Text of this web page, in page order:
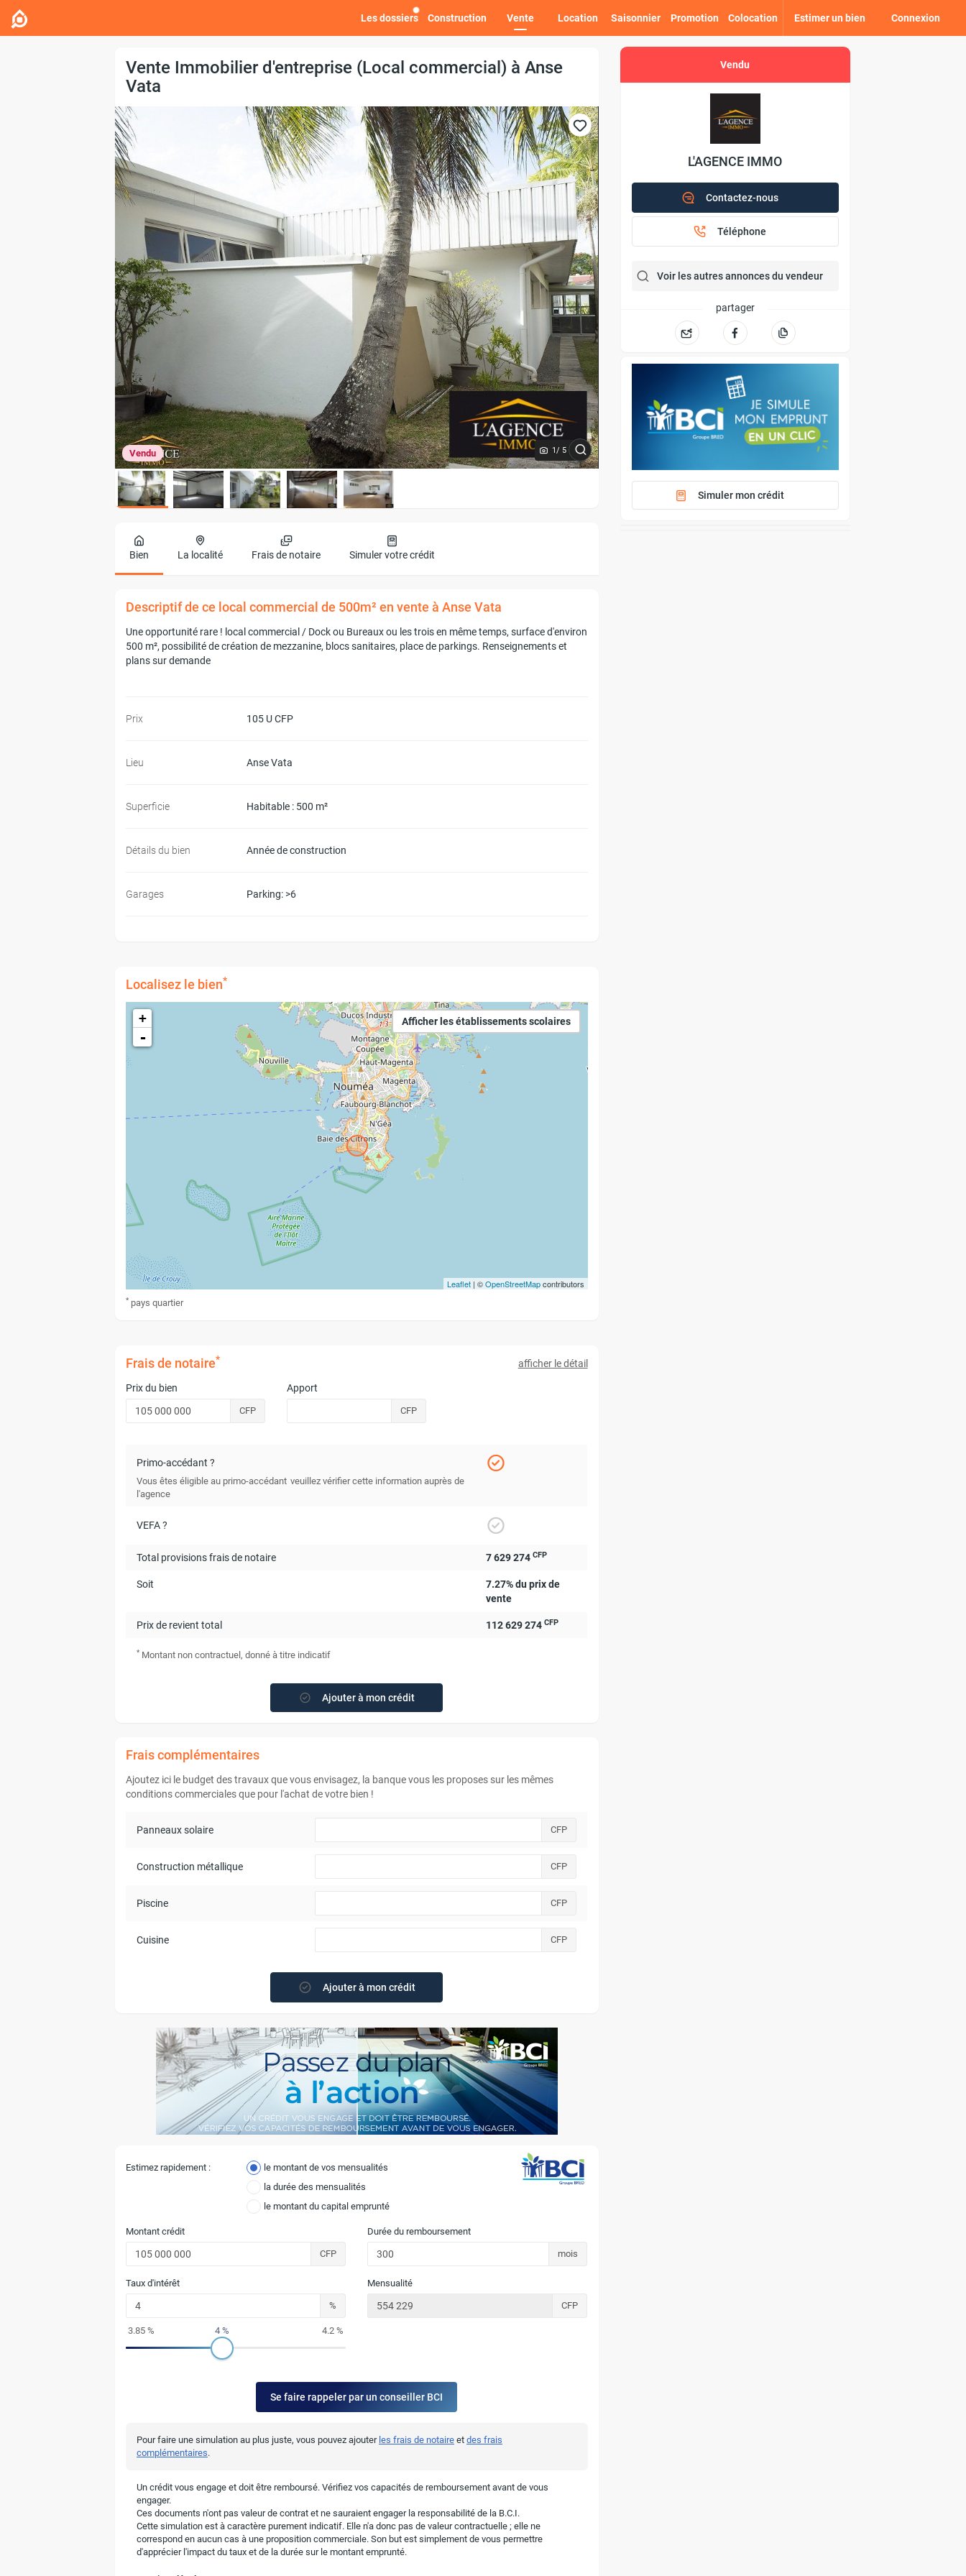
Estimer un bien Connexion
Les dossiers Construction Vente Location Saisonnier Promotion Colocation
Vente Immobilier d'entreprise (Local commercial) à Anse
Vata
1/ 5
Vendu
Bien La localité Frais de notaire Simuler votre crédit
Descriptif de ce local commercial de 500m² en vente à Anse Vata
Une opportunité rare ! local commercial / Dock ou Bureaux ou les trois en même temps, surface d'environ
500 m², possibilité de création de mezzanine, blocs sanitaires, place de parkings. Renseignements et
plans sur demande
Prix 105 U CFP
Lieu Anse Vata
Superficie Habitable : 500 m²
Détails du bien Année de construction
Garages Parking: >6
Localisez le bien*
Afficher les établissements scolaires
+
-
Leaflet| ©OpenStreetMapcontributors
* pays quartier
Frais de notaire* afficher le détail
Prix du bien
CFP
Apport
CFP
Primo-accédant ?
Vous êtes éligible au primo-accédant veuillez vérifier cette information auprès de
l'agence
VEFA ?
Total provisions frais de notaire 7 629 274 CFP
Soit
7.27% du prix de
vente
Prix de revient total 112 629 274 CFP
* Montant non contractuel, donné à titre indicatif
Ajouter à mon crédit
Frais complémentaires
Ajoutez ici le budget des travaux que vous envisagez, la banque vous les proposes sur les mêmes
conditions commerciales que pour l'achat de votre bien !
Panneaux solaire CFP
Construction métallique CFP
Piscine CFP
Cuisine CFP
Ajouter à mon crédit
Estimez rapidement :
le montant de vos mensualités
la durée des mensualités
le montant du capital emprunté
Montant crédit
CFP
Taux d'intérêt
%
3.85 % 4.2 %
4 %
Durée du remboursement
mois
Mensualité
CFP
Se faire rappeler par un conseiller BCI
Pour faire une simulation au plus juste, vous pouvez ajouter les frais de notaire et des frais
complémentaires.
Un crédit vous engage et doit être remboursé. Vérifiez vos capacités de remboursement avant de vous
engager.
Ces documents n'ont pas valeur de contrat et ne sauraient engager la responsabilité de la B.C.I.
Cette simulation est à caractère purement indicatif. Elle n'a donc pas de valeur contractuelle ; elle ne
correspond en aucun cas à une proposition commerciale. Son but est simplement de vous permettre
d'apprécier l'impact du taux et de la durée sur le montant emprunté.
Vendu
L'AGENCE IMMO
Contactez-nous
Téléphone
Voir les autres annonces du vendeur
partager
Simuler mon crédit